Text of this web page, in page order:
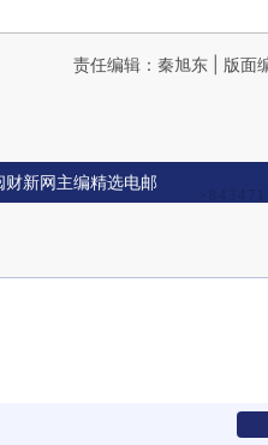
责任编辑：秦旭东 | 版面
财新网主编精选电邮